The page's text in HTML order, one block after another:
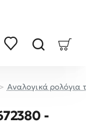
Αναλογικά ρολόγια
-